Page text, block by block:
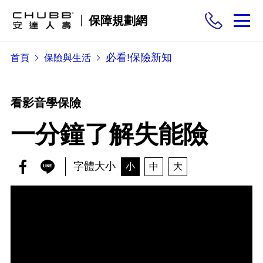
保障規劃網
保險商品
需求分析
投保與理賠
保險與生活
首頁 保險與生活 必看!保險新知
看影音學保險
一分鐘了解失能險
字體大小 小 中 大